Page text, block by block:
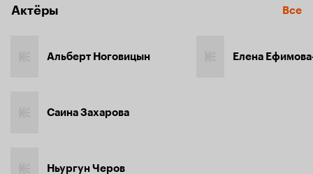
Актёры Все
Альберт Ноговицын
Саина Захарова
Ньургун Черов
Елена